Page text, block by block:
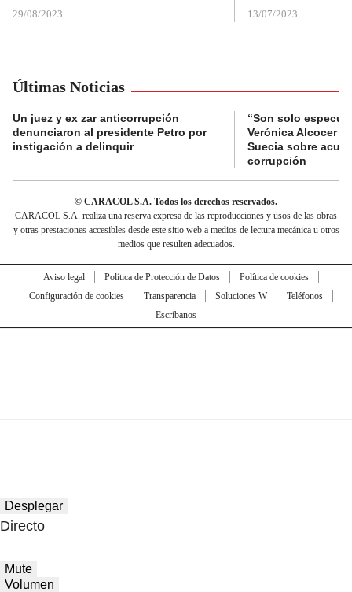
29/08/2023 13/07/2023
Últimas Noticias
Un juez y ex zar anticorrupción
denunciaron al presidente Petro por
instigación a delinquir
“Son solo
Verónica Alcocer a
Suecia sobre
corrupción
© CARACOL S.A. Todos los derechos reservados.
CARACOL S.A. realiza una reserva expresa de las reproducciones y usos de las obras
y otras prestaciones accesibles desde este sitio web a medios de lectura mecánica u otros
medios que resulten adecuados.
Aviso legal Política de Protección de Datos
Política de cookies
Configuración de cookies
Transparencia Soluciones W
Teléfonos
Escríbanos
Desplegar
Directo
Mute
Volumen